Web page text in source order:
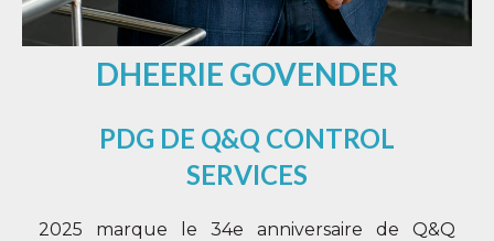
DHEERIE GOVENDER
PDG DE Q&Q CONTROL
SERVICES
2025 marque le 34e anniversaire de Q&Q